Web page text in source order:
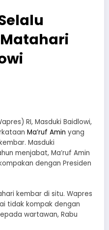
RI, Masduki Baidlowi,
Ma’ruf Amin yang
Masduki
menjabat, Ma’ruf Amin
dengan Presiden
kembar di situ. Wapres
tidak kompak dengan
wartawan, Rabu